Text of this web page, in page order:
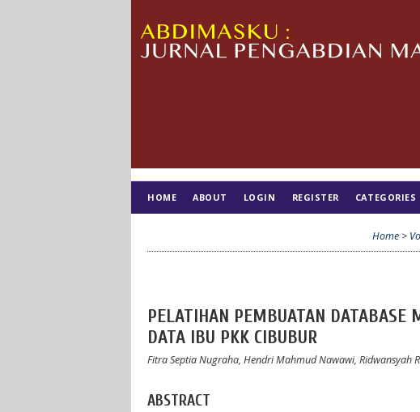
HOME ABOUT LOGIN REGISTER CATEGORIES
Home >
PELATIHAN PEMBUATAN DATABASE
DATA IBU PKK CIBUBUR
Fitra Septia Nugraha, Hendri Mahmud Nawawi, Ridwansyah
ABSTRACT